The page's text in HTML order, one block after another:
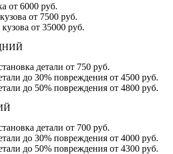
от 6000 руб.
от 7500 руб.
от 35000 руб.
детали от 750 руб.
до 30% повреждения от 4500 руб.
до 50% повреждения от 4800 руб.
детали от 700 руб.
до 30% повреждения от 4000 руб.
до 50% повреждения от 4300 руб.